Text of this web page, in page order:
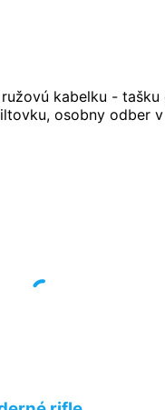
kabelku - tašku
osobny odber v